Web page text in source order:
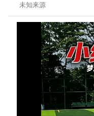
未知来源